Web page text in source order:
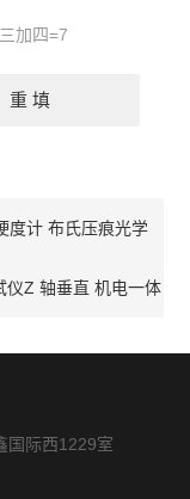
加四=7
度计 布氏压痕光学
仪Z 轴垂直 机电一体
国际西1229室